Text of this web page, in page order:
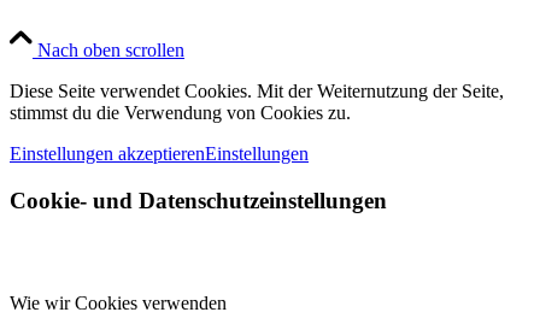
Nach oben scrollen
Diese Seite verwendet Cookies. Mit der Weiternutzung der Seite,
stimmst du die Verwendung von Cookies zu.
Einstellungen akzeptierenEinstellungen
Cookie- und Datenschutzeinstellungen
Wie wir Cookies verwenden